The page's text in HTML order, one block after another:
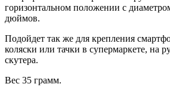
горизонтальном положении с
дюймов.
Подойдет так же для крепления
коляски или тачки в супермаркете, на
скутера.
Вес 35 грамм.